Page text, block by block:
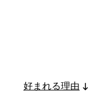
好まれる理由